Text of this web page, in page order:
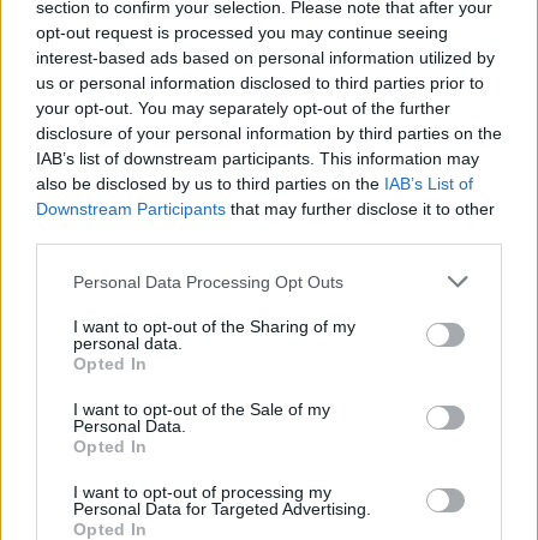
section to confirm your selection. Please note that after your
opt-out request is processed you may continue seeing
interest-based ads based on personal information utilized by
us or personal information disclosed to third parties prior to
your opt-out. You may separately opt-out of the further
disclosure of your personal information by third parties on the
IAB’s list of downstream participants. This information may
also be disclosed by us to third parties on the IAB’s List of
Downstream Participants that may further disclose it to other
Personal Data Processing Opt Outs
I want to opt-out of the Sharing of my
personal data.
Opted In
I want to opt-out of the Sale of my
Personal Data.
Opted In
I want to opt-out of processing my
Personal Data for Targeted Advertising.
Opted In
ΑΠΕ-ΜΠΕ
Περισσότερες ειδήσεις
Ποιοι Δήμοι διαθέτουν τη μεγαλύτερη ακίνητη περιουσία
– Έρευνα της BluPeak Analytics εξηγεί
Δ. Μιχαηλίδου: Έως 95% επιδότηση και προκαταβολή
60% στο νέο «Ανακαινίζω-Νοικιάζω»
Αγορά ακινήτων: Στο 3,7% η μέση αύξηση των τιμών το
2025 – Οι περιοχές-πρωταθλητές της «κούρσας»